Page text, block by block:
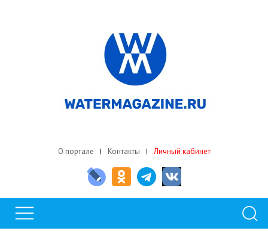
О портале Контакты Личный кабинет